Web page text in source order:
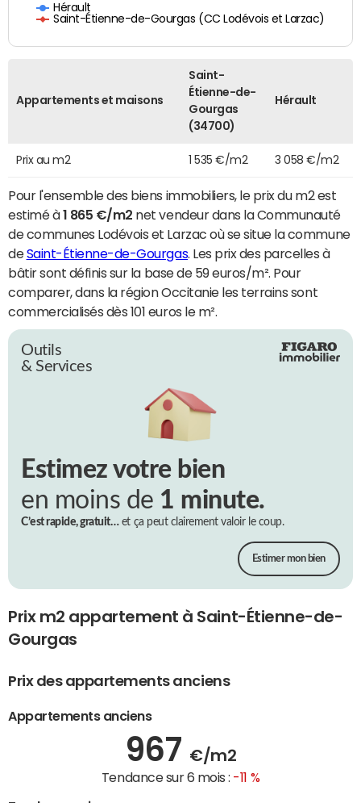
Hérault
Saint-Étienne-de-Gourgas (CC Lodévois et Larzac)
Appartements et maisons
Saint-
Étienne-de-
Gourgas
(34700)
Hérault
Prix au m2 1 535 €/m2 3 058 €/m2
Pour l'ensemble des biens immobiliers, le prix du m2 est
estimé à1 865 €/m2 net vendeur dans la Communauté
de communes Lodévois et Larzac où se situe la commune
deSaint-Étienne-de-Gourgas. Les prix des parcelles à
bâtir sont définis sur la base de 59 euros/m². Pour
comparer, dans la région Occitanie les terrains sont
commercialisés dès 101 euros le m².
Outils
& Services
Estimez votre bien
en moins de 1 minute.
C’est rapide, gratuit…et ça peut clairement valoir le coup.
Estimer mon bien
Prix m2 appartement à Saint-Étienne-de-
Gourgas
Prix des appartements anciens
Appartements anciens
967 €/m2
Tendance sur 6 mois : -11 %